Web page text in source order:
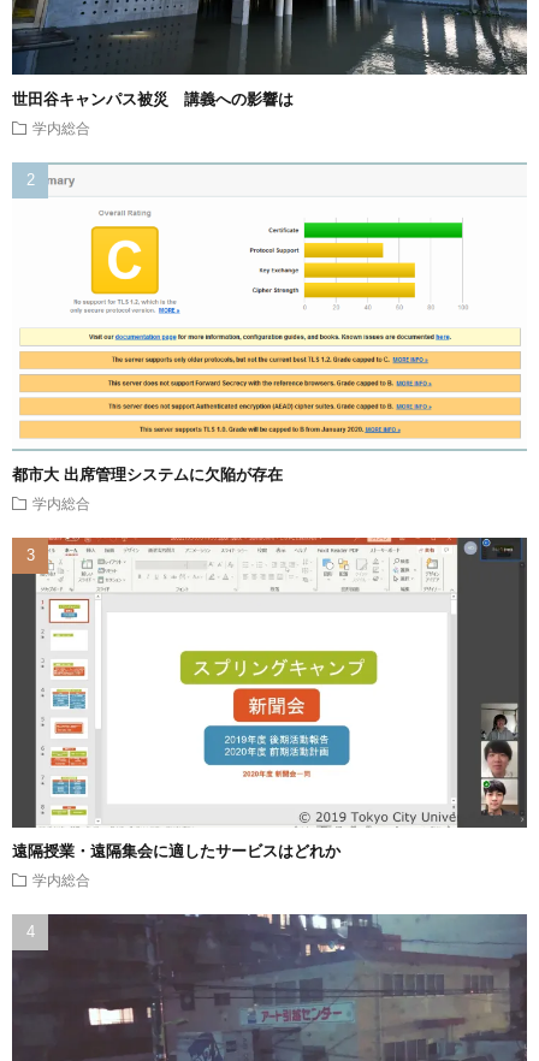
世田谷キャンパス被災 講義への影響は
学内総合
都市大 出席管理システムに欠陥が存在
学内総合
遠隔授業・遠隔集会に適したサービスはどれか
学内総合